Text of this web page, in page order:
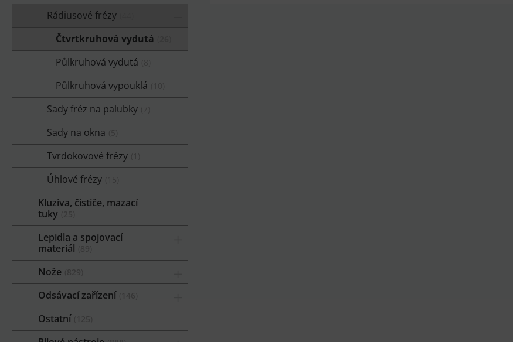
Rádiusové frézy
Čtvrtkruhová vydutá
Půlkruhová vydutá
Půlkruhová vypouklá
Sady fréz na palubky
Sady na okna
Tvrdokovové frézy
Úhlové frézy
Kluziva, čističe, mazací
tuky
Lepidla a spojovací
materiál
Nože
Odsávací zařízení
Ostatní